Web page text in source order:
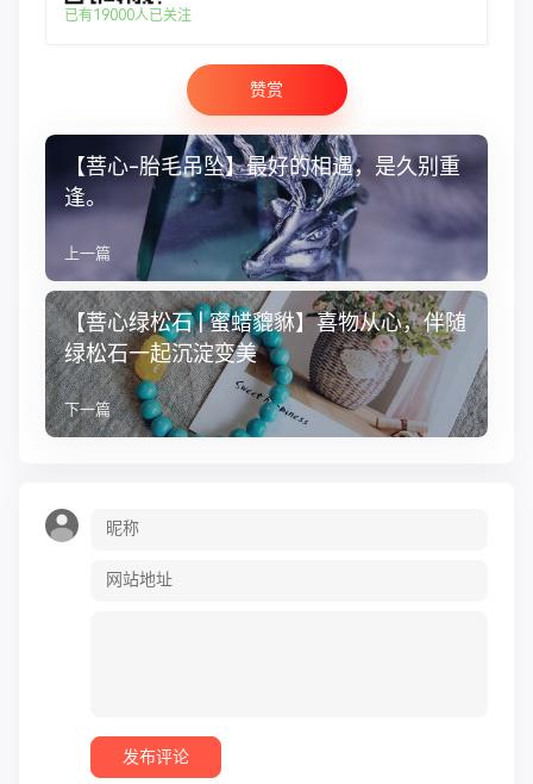
已有19000人已关注
赞赏
【菩心-胎毛吊坠】最好的相遇，是久别重
逢。
上一篇
【菩心绿松石 | 蜜蜡貔貅】喜物从心，伴随
绿松石一起沉淀变美
下一篇